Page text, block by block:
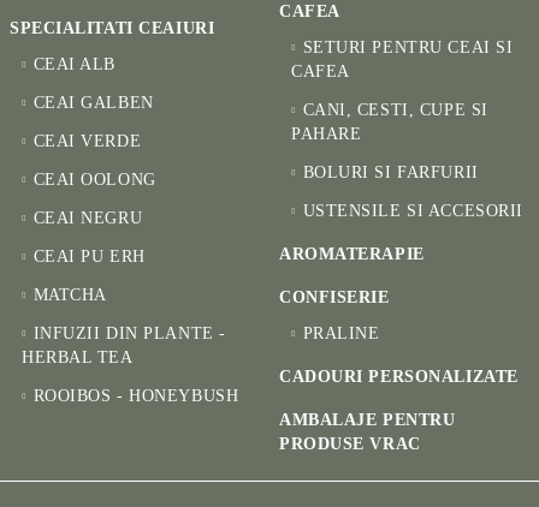
SPECIALITATI CEAIURI
CEAI ALB
CEAI GALBEN
CEAI VERDE
CEAI OOLONG
CEAI NEGRU
CEAI PU ERH
MATCHA
INFUZII DIN PLANTE -
HERBAL TEA
ROOIBOS - HONEYBUSH
CAFEA
SETURI PENTRU CEAI SI
CAFEA
CANI, CESTI, CUPE SI
PAHARE
BOLURI SI FARFURII
USTENSILE SI ACCESORII
AROMATERAPIE
CONFISERIE
PRALINE
CADOURI PERSONALIZATE
AMBALAJE PENTRU
PRODUSE VRAC